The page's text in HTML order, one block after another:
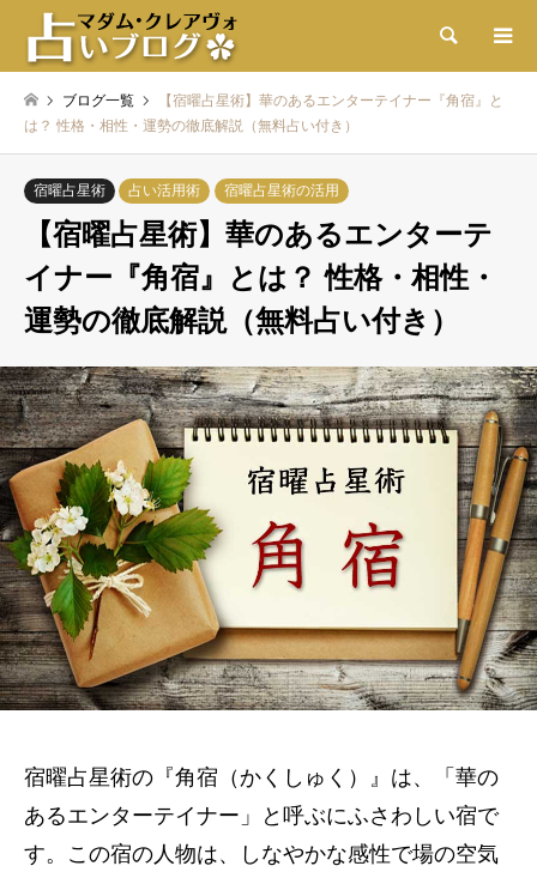
検索
ブログ一覧
【宿曜占星術】華のあるエンターテイナー『角宿』と
は？ 性格・相性・運勢の徹底解説（無料占い付き）
宿曜占星術 占い活用術 宿曜占星術の活用
【宿曜占星術】華のあるエンターテ
イナー『角宿』とは？ 性格・相性・
運勢の徹底解説（無料占い付き）
宿曜占星術の『角宿（かくしゅく）』は、「華の
あるエンターテイナー」と呼ぶにふさわしい宿で
す。この宿の人物は、しなやかな感性で場の空気